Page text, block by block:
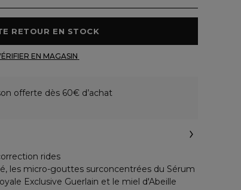
offerte dès 60€ d’achat
rides
micro-gouttes surconcentrées du Sérum
Exclusive Guerlain et le miel d'Abeille